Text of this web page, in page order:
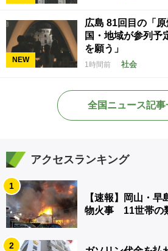
NEW
広島 81回目の「
国・地域が参列
を願う」
1時間前 社会
全国ニュース記事
アクセスランキング
1
【速報】岡山・
物火事 11世帯
2